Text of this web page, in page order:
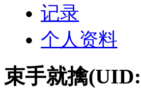
记录
个人资料
束手就擒